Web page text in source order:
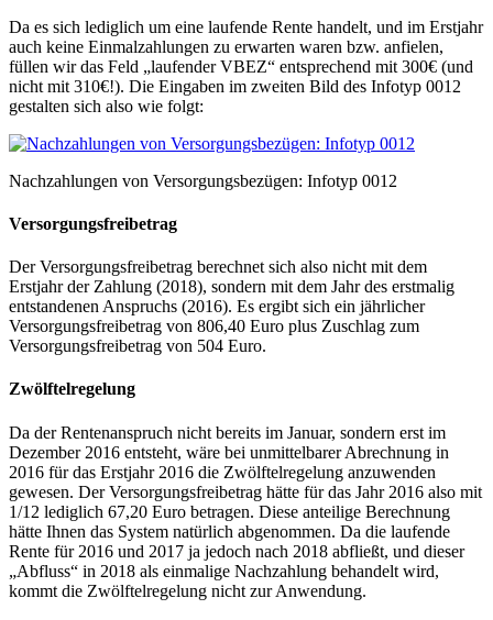
Da es sich lediglich um eine laufende Rente handelt, und im Erstjahr
auch keine Einmalzahlungen zu erwarten waren bzw. anfielen,
füllen wir das Feld „laufender VBEZ“ entsprechend mit 300€ (und
nicht mit 310€!). Die Eingaben im zweiten Bild des Infotyp 0012
gestalten sich also wie folgt:
Nachzahlungen von Versorgungsbezügen: Infotyp 0012
Versorgungsfreibetrag
Der Versorgungsfreibetrag berechnet sich also nicht mit dem
Erstjahr der Zahlung (2018), sondern mit dem Jahr des erstmalig
entstandenen Anspruchs (2016). Es ergibt sich ein jährlicher
Versorgungsfreibetrag von 806,40 Euro plus Zuschlag zum
Versorgungsfreibetrag von 504 Euro.
Zwölftelregelung
Da der Rentenanspruch nicht bereits im Januar, sondern erst im
Dezember 2016 entsteht, wäre bei unmittelbarer Abrechnung in
2016 für das Erstjahr 2016 die Zwölftelregelung anzuwenden
gewesen. Der Versorgungsfreibetrag hätte für das Jahr 2016 also mit
1/12 lediglich 67,20 Euro betragen. Diese anteilige Berechnung
hätte Ihnen das System natürlich abgenommen. Da die laufende
Rente für 2016 und 2017 ja jedoch nach 2018 abfließt, und dieser
„Abfluss“ in 2018 als einmalige Nachzahlung behandelt wird,
kommt die Zwölftelregelung nicht zur Anwendung.